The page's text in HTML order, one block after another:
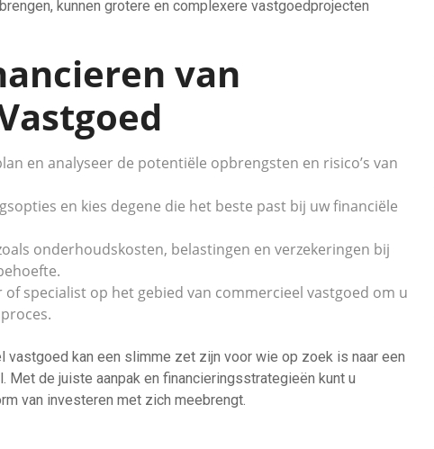
kunnen grotere en complexere vastgoedprojecten
van
en analyseer de potentiële opbrengsten en risico’s van
en kies degene die het beste past bij uw financiële
onderhoudskosten, belastingen en verzekeringen bij
of specialist op het gebied van commercieel vastgoed om u
vastgoed kan een slimme zet zijn voor wie op zoek is naar een
de juiste aanpak en financieringsstrategieën kunt u
van investeren met zich meebrengt.